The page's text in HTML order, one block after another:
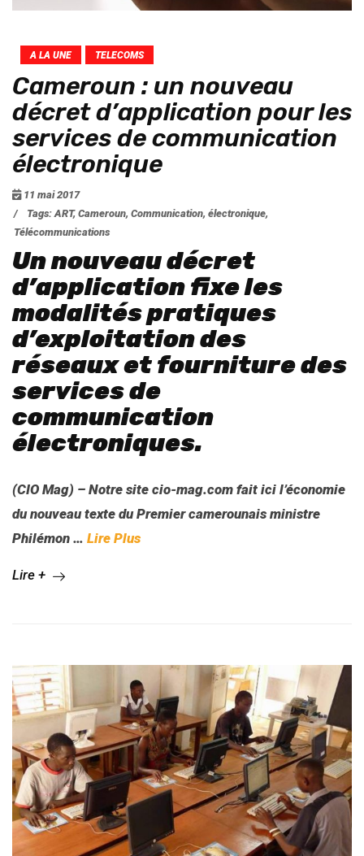
A LA UNE TELECOMS
Cameroun : un nouveau
décret d’application pour les
services de communication
électronique
11 mai 2017
/
Tags: ART, Cameroun, Communication, électronique,
Télécommunications
Un nouveau décret
d’application fixe les
modalités pratiques
d’exploitation des
réseaux et fourniture des
services de
communication
électroniques.
(CIO Mag) – Notre site cio-mag.com fait ici l’économie
du nouveau texte du Premier camerounais ministre
Philémon … Lire Plus
Lire +